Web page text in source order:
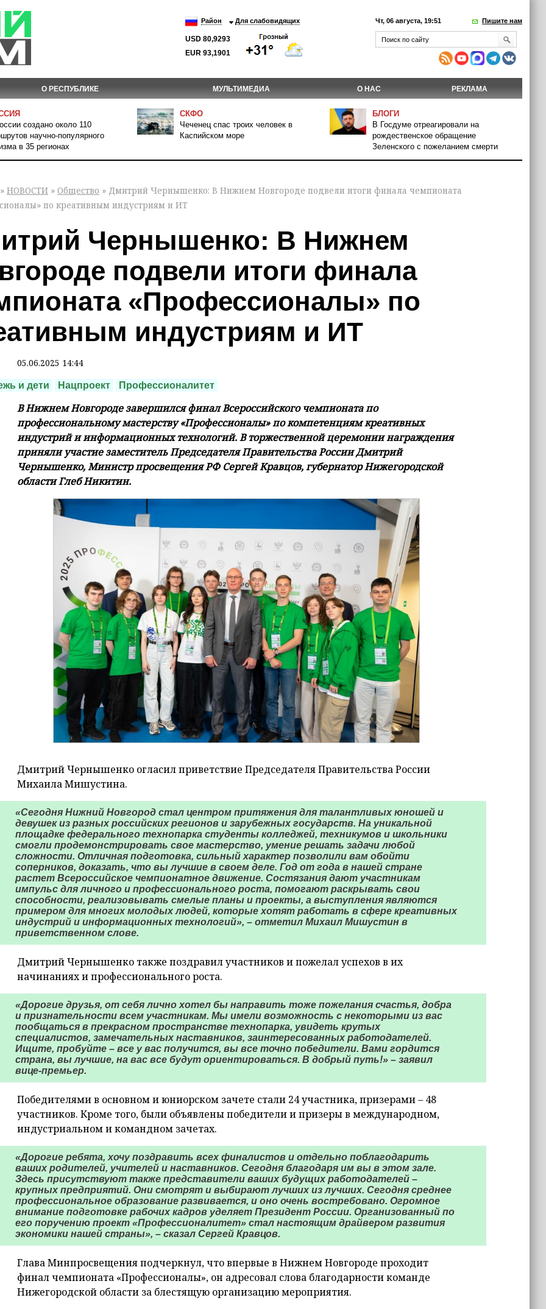
Район Для слабовидящих
USD 80,9293
EUR 93,1901
Чт, 06 августа, 19:51 Пишите нам
О РЕСПУБЛИКЕ МУЛЬТИМЕДИА О НАС РЕКЛАМА
создано около 110
научно-популярного
в 35 регионах
СКФО
Чеченец спас троих человек в
Каспийском море
БЛОГИ
В Госдуме отреагировали на
рождественское обращение
Зеленского с пожеланием смерти
» НОВОСТИ » Общество » Дмитрий Чернышенко: В Нижнем Новгороде подвели итоги финала чемпионата
по креативным индустриям и ИТ
Чернышенко: В Нижнем
подвели итоги финала
«Профессионалы» по
индустриям и ИТ
05.06.2025 14:44
и дети Нацпроект Профессионалитет
В Нижнем Новгороде завершился финал Всероссийского чемпионата по
профессиональному мастерству «Профессионалы» по компетенциям креативных
индустрий и информационных технологий. В торжественной церемонии награждения
приняли участие заместитель Председателя Правительства России Дмитрий
Чернышенко, Министр просвещения РФ Сергей Кравцов, губернатор Нижегородской
области Глеб Никитин.
Дмитрий Чернышенко огласил приветствие Председателя Правительства России
Михаила Мишустина.
«Сегодня Нижний Новгород стал центром притяжения для талантливых юношей и
девушек из разных российских регионов и зарубежных государств. На уникальной
площадке федерального технопарка студенты колледжей, техникумов и школьники
смогли продемонстрировать свое мастерство, умение решать задачи любой
сложности. Отличная подготовка, сильный характер позволили вам обойти
соперников, доказать, что вы лучшие в своем деле. Год от года в нашей стране
растет Всероссийское чемпионатное движение. Состязания дают участникам
импульс для личного и профессионального роста, помогают раскрывать свои
способности, реализовывать смелые планы и проекты, а выступления являются
примером для многих молодых людей, которые хотят работать в сфере креативных
индустрий и информационных технологий», – отметил Михаил Мишустин в
приветственном слове.
Дмитрий Чернышенко также поздравил участников и пожелал успехов в их
начинаниях и профессионального роста.
«Дорогие друзья, от себя лично хотел бы направить тоже пожелания счастья, добра
и признательности всем участникам. Мы имели возможность с некоторыми из вас
пообщаться в прекрасном пространстве технопарка, увидеть крутых
специалистов, замечательных наставников, заинтересованных работодателей.
Ищите, пробуйте – все у вас получится, вы все точно победители. Вами гордится
страна, вы лучшие, на вас все будут ориентироваться. В добрый путь!» – заявил
вице-премьер.
Победителями в основном и юниорском зачете стали 24 участника, призерами – 48
участников. Кроме того, были объявлены победители и призеры в международном,
индустриальном и командном зачетах.
«Дорогие ребята, хочу поздравить всех финалистов и отдельно поблагодарить
ваших родителей, учителей и наставников. Сегодня благодаря им вы в этом зале.
Здесь присутствуют также представители ваших будущих работодателей –
крупных предприятий. Они смотрят и выбирают лучших из лучших. Сегодня среднее
профессиональное образование развивается, и оно очень востребовано. Огромное
внимание подготовке рабочих кадров уделяет Президент России. Организованный по
его поручению проект «Профессионалитет» стал настоящим драйвером развития
экономики нашей страны», – сказал Сергей Кравцов.
Глава Минпросвещения подчеркнул, что впервые в Нижнем Новгороде проходит
финал чемпионата «Профессионалы», он адресовал слова благодарности команде
Нижегородской области за блестящую организацию мероприятия.